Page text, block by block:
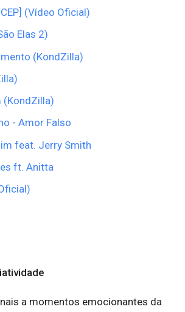
(Vídeo Oficial)
Elas 2)
(KondZilla)
(KondZilla)
- Amor Falso
feat. Jerry Smith
ft. Anitta
a momentos emocionantes da